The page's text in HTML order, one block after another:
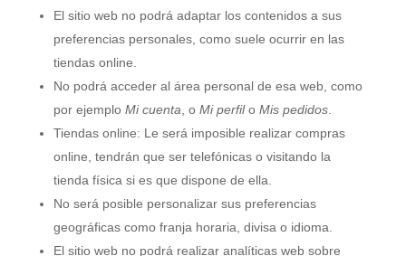
El sitio web no podrá adaptar los contenidos a sus
preferencias personales, como suele ocurrir en las
tiendas online.
No podrá acceder al área personal de esa web, como
por ejemplo Mi cuenta , o Mi perfilo Mis pedidos.
Tiendas online: Le será imposible realizar compras
online, tendrán que ser telefónicas o visitando la
tienda física si es que dispone de ella.
No será posible personalizar sus preferencias
geográficas como franja horaria, divisa o idioma.
El sitio web no podrá realizar analíticas web sobre